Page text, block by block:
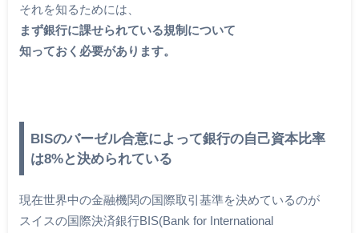
それを知るためには、
まず銀行に課せられている規制について
知っておく必要があります。
BISのバーゼル合意によって銀行の自己資本比率
は8%と決められている
現在世界中の金融機関の国際取引基準を決めているのが
スイスの国際決済銀行BIS(Bank for International